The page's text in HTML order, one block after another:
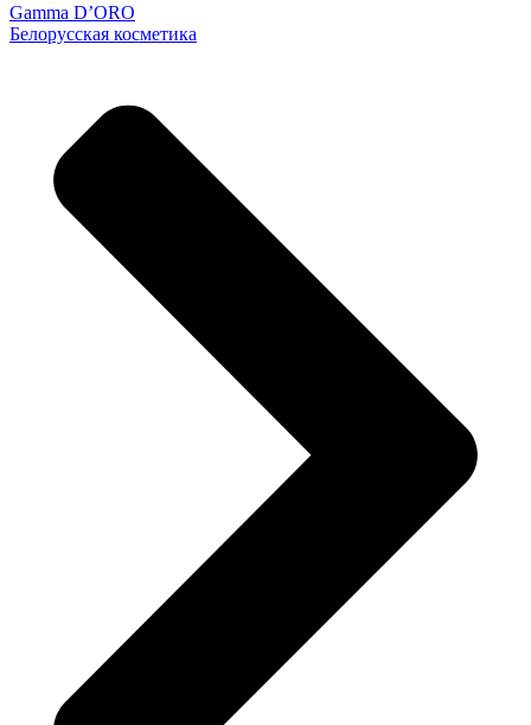
Gamma D’ORO
Белорусская косметика